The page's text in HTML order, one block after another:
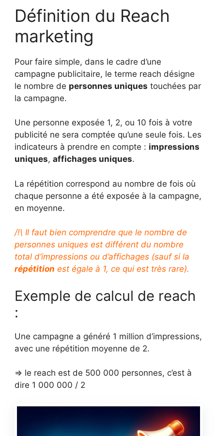
Définition du Reach
marketing
Pour faire simple, dans le cadre d’une
campagne publicitaire, le terme reach désigne
le nombre de personnes uniques touchées par
la campagne.
Une personne exposée 1, 2, ou 10 fois à votre
publicité ne sera comptée qu’une seule fois. Les
indicateurs à prendre en compte : impressions
uniques, affichages uniques.
La répétition correspond au nombre de fois où
chaque personne a été exposée à la campagne,
en moyenne.
/!\ Il faut bien comprendre que le nombre de
personnes uniques est différent du nombre
total d’impressions ou d’affichages (sauf si la
répétition est égale à 1, ce qui est très rare).
Exemple de calcul de reach
:
Une campagne a généré 1 million d’impressions,
avec une répétition moyenne de 2.
=> le reach est de 500 000 personnes, c’est à
dire 1 000 000 / 2